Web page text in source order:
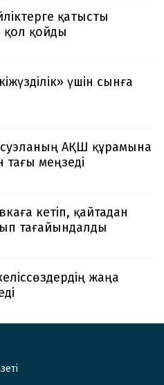
қатысты
қол қойды
үшін сынға
АҚШ құрамына
тағы меңзеді
кетіп, қайтадан
тағайындалды
жаңа